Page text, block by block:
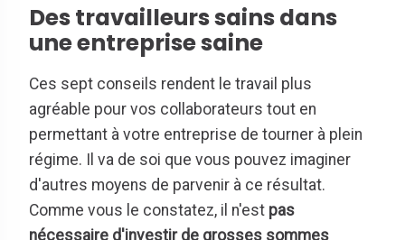
Des travailleurs sains dans
une entreprise saine
Ces sept conseils rendent le travail plus
agréable pour vos collaborateurs tout en
permettant à votre entreprise de tourner à plein
régime. Il va de soi que vous pouvez imaginer
d'autres moyens de parvenir à ce résultat.
Comme vous le constatez, il n'est pas
nécessaire d'investir de grosses sommes